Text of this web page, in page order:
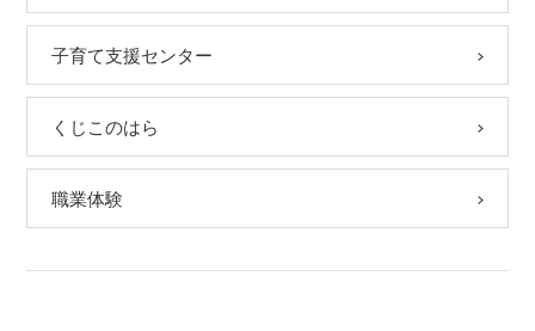
子育て支援センター
くじこのはら
職業体験